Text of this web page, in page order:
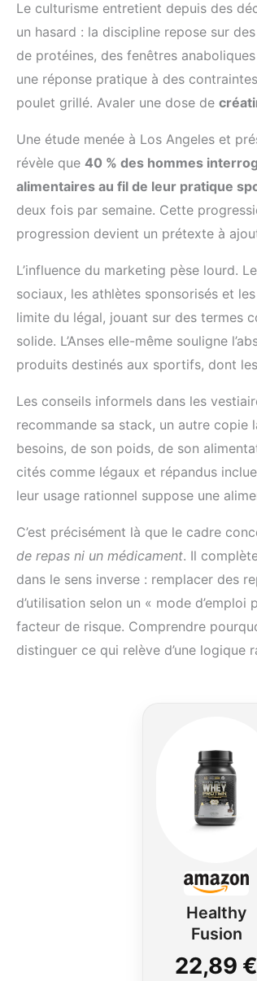
Le culturisme entretient depuis des
un hasard : la discipline repose sur
de protéines, des fenêtres
une réponse pratique à des
poulet grillé. Avaler une dose de
Une étude menée à Los Angeles et
révèle que 40 % des hommes
alimentaires au fil de leur pratique
deux fois par semaine. Cette
progression devient un prétexte à
L’influence du marketing pèse lourd.
sociaux, les athlètes sponsorisés et
limite du légal, jouant sur des termes
solide. L’Anses elle-même souligne
produits destinés aux sportifs, dont
Les conseils informels dans les
recommande sa stack, un autre copie
besoins, de son poids, de son
cités comme légaux et répandus
leur usage rationnel suppose une
C’est précisément là que le cadre
de repas ni un médicament. Il
dans le sens inverse : remplacer des
d’utilisation selon un « mode
facteur de risque. Comprendre
distinguer ce qui relève d’une logique
Healthy
Fusion
Whey
Protein | 43
22,89 €